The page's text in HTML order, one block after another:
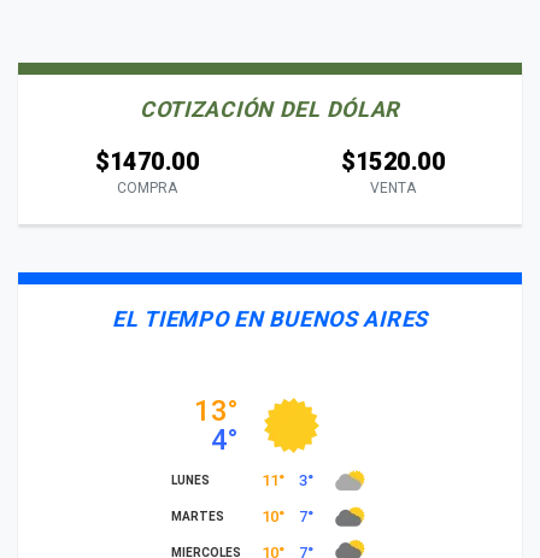
COTIZACIÓN DEL DÓLAR
$1470.00
COMPRA
$1520.00
VENTA
EL TIEMPO EN BUENOS AIRES